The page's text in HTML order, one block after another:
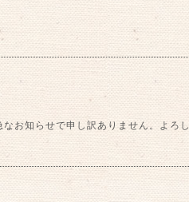
お知らせで申し訳ありません。よろし